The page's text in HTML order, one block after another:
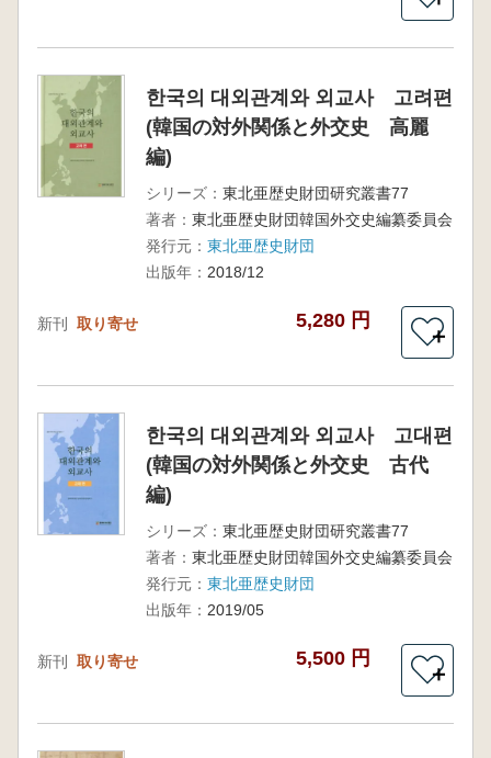
한국의 대외관계와 외교사 고려편
(韓国の対外関係と外交史 高麗
編)
シリーズ： 東北亜歴史財団研究叢書77
著者： 東北亜歴史財団韓国外交史編纂委員会
発行元： 東北亜歴史財団
出版年： 2018/12
新刊 取り寄せ 5,280 円
＋
한국의 대외관계와 외교사 고대편
(韓国の対外関係と外交史 古代
編)
シリーズ： 東北亜歴史財団研究叢書77
著者： 東北亜歴史財団韓国外交史編纂委員会
発行元： 東北亜歴史財団
出版年： 2019/05
新刊 取り寄せ 5,500 円
＋